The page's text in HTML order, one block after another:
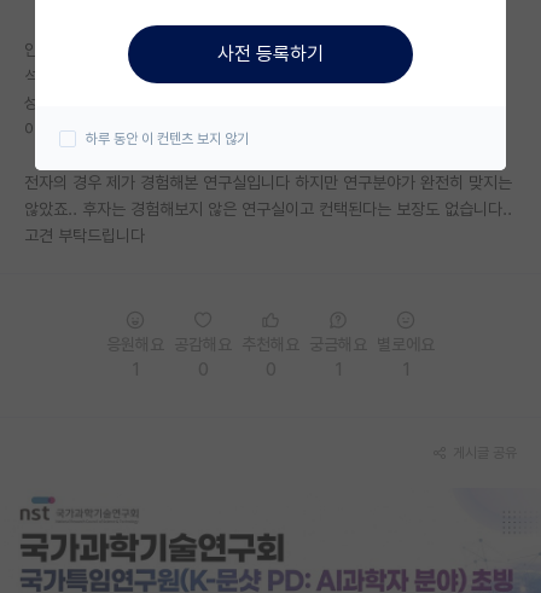
미국 대학원 합격 후기 게시판
대학원생 모집 게시판
연구실(PI) 홍보 게시판
석박사 채용 정보 게시판
인문사회 계열 게시판
특수/전문대학원 게시판
안녕하세요 내년 후기 입학을 생각하고 있는 막학기 학부생입니다.
석사 혹은 박사 후 취업을 위해 분야가 완전히 맞지 않아도 학교 이름값, 명
성을 보고 진학하는 것이 맞을까요?
아니면 흥미있는 연구분야를 선택하여 진학하는 것이 맞을까요?
전자의 경우 제가 경험해본 연구실입니다 하지만 연구분야가 완전히 맞지는
않았죠.. 후자는 경험해보지 않은 연구실이고 컨택된다는 보장도 없습니다..
고견 부탁드립니다
사전 등록하기
하루 동안 이 컨텐츠 보지 않기